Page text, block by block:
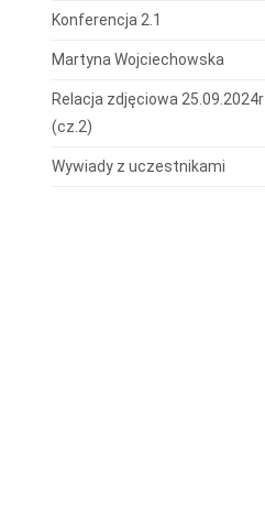
Konferencja 2.1
Martyna Wojciechowska
Relacja zdjęciowa 25.09.2024r
(cz.2)
Wywiady z uczestnikami